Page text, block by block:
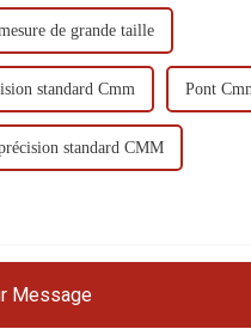
de grande taille
standard Cmm Pont
standard CMM
Message